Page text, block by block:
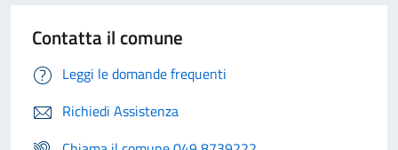
Contatta il comune
Leggi le domande frequenti
Richiedi Assistenza